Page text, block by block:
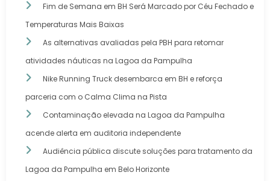
Fim de Semana em BH Será Marcado por Céu Fechado e
Temperaturas Mais Baixas
As alternativas avaliadas pela PBH para retomar
atividades náuticas na Lagoa da Pampulha
Nike Running Truck desembarca em BH e reforça
parceria com o Calma Clima na Pista
Contaminação elevada na Lagoa da Pampulha
acende alerta em auditoria independente
Audiência pública discute soluções para tratamento da
Lagoa da Pampulha em Belo Horizonte